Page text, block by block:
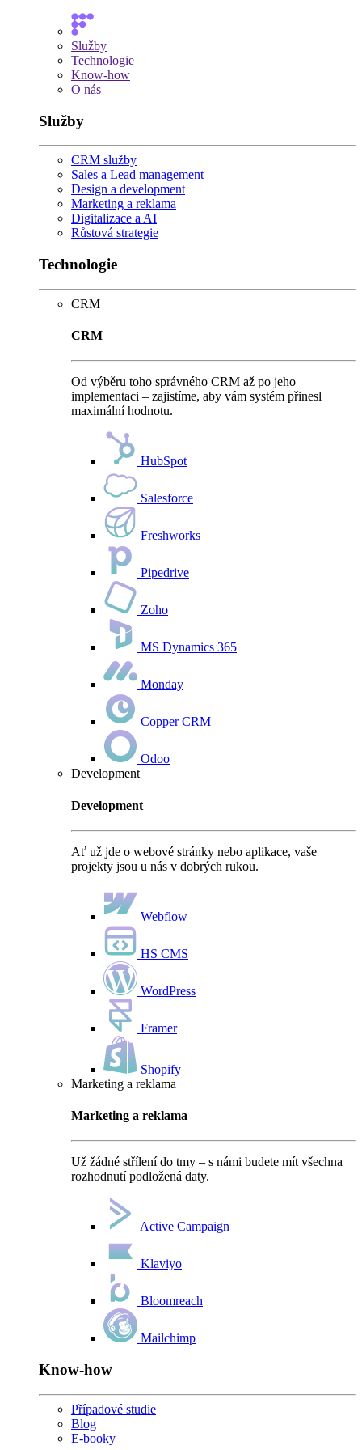
Služby
Technologie
Know-how
O nás
Služby
CRM služby
Sales a Lead management
Design a development
Marketing a reklama
Digitalizace a AI
Růstová strategie
Technologie
CRM
CRM
Od výběru toho správného CRM až po jeho
implementaci – zajistíme, aby vám systém přinesl
maximální hodnotu.
HubSpot
Salesforce
Freshworks
Pipedrive
Zoho
MS Dynamics 365
Monday
Copper CRM
Odoo
Development
Development
Ať už jde o webové stránky nebo aplikace, vaše
projekty jsou u nás v dobrých rukou.
Webflow
HS CMS
WordPress
Framer
Shopify
Marketing a reklama
Marketing a reklama
Už žádné střílení do tmy – s námi budete mít všechna
rozhodnutí podložená daty.
Active Campaign
Klaviyo
Bloomreach
Mailchimp
Know-how
Případové studie
Blog
E-booky